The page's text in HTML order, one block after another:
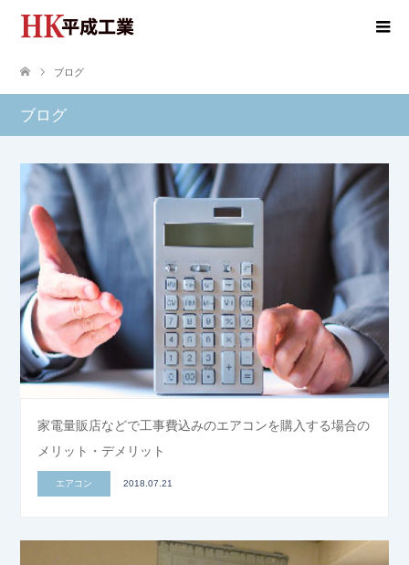
ブログ
ブログ
家電量販店などで工事費込みのエアコンを購入する場合の
メリット・デメリット
エアコン 2018.07.21